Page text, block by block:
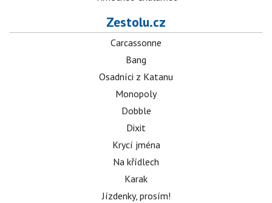
Zestolu.cz
Carcassonne
Bang
Osadníci z Katanu
Monopoly
Dobble
Dixit
Krycí jména
Na křídlech
Karak
Jízdenky, prosím!